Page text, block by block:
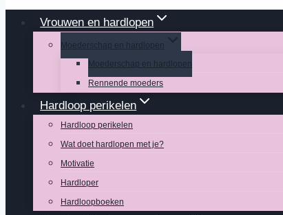
Vrouwen en hardlopen
Moederschap en hardlopen
Moederschap en hardlopen
Rennende moeders
Hardloop perikelen
Hardloop perikelen
Wat doet hardlopen met je?
Motivatie
Hardloper
Hardloopboeken